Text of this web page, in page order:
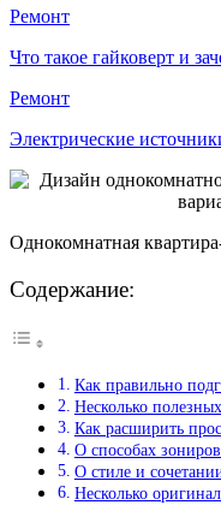
Ремонт
Что такое гайковерт и
Ремонт
Электрические
Однокомнатная
Содержание:
Как правильно
Несколько
Как расширить
О способах
О стиле и
Несколько